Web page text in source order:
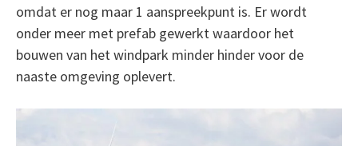
omdat er nog maar 1 aanspreekpunt is. Er wordt
onder meer met prefab gewerkt waardoor het
bouwen van het windpark minder hinder voor de
naaste omgeving oplevert.